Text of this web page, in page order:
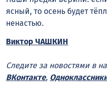
ясный, то осень будет
ненастью.
Виктор ЧАШКИН
Следите за новостями в
ВКонтакте,